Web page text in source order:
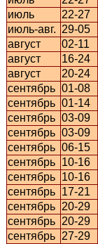
июль
22-27
июль-авг. 29-05
август
02-11
август
16-24
август
20-24
сентябрь 01-08
сентябрь 01-14
сентябрь 03-09
сентябрь 03-09
сентябрь 06-15
сентябрь 10-16
сентябрь 10-16
сентябрь 17-21
сентябрь 20-29
сентябрь 20-29
сентябрь 27-29